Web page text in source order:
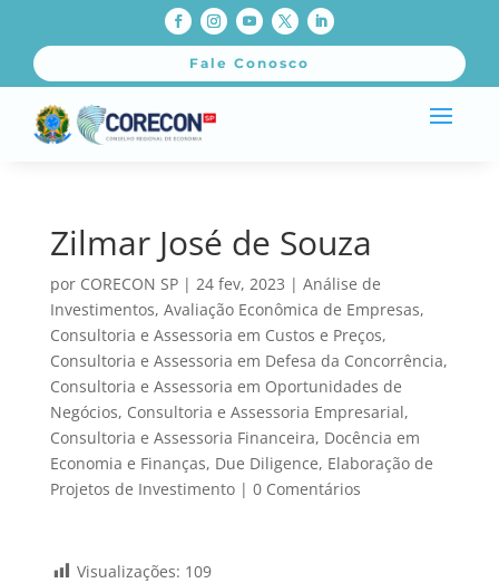
Fale Conosco
Zilmar José de Souza
por CORECON SP| 24 fev, 2023 | Análise de
Investimentos, Avaliação Econômica de Empresas,
Consultoria e Assessoria em Custos e Preços,
Consultoria e Assessoria em Defesa da Concorrência,
Consultoria e Assessoria em Oportunidades de
Negócios, Consultoria e Assessoria Empresarial,
Consultoria e Assessoria Financeira, Docência em
Economia e Finanças, Due Diligence, Elaboração de
Projetos de Investimento| 0 Comentários
Visualizações: 109